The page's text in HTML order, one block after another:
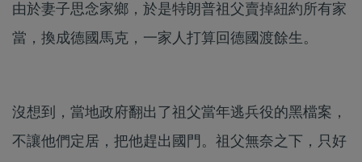
由於妻子思念家鄉，於是特朗普祖父賣掉紐約所有家
當，換成德國馬克，一家人打算回德國渡餘生。
沒想到，當地政府翻出了祖父當年逃兵役的黑檔案，
不讓他們定居，把他趕出國門。祖父無奈之下，只好